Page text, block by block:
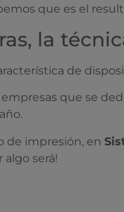
que es el
la
de
que se
de impresión, en
algo será!